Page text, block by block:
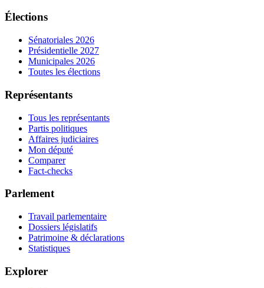
Élections
Sénatoriales 2026
Présidentielle 2027
Municipales 2026
Toutes les élections
Représentants
Tous les représentants
Partis politiques
Affaires judiciaires
Mon député
Comparer
Fact-checks
Parlement
Travail parlementaire
Dossiers législatifs
Patrimoine & déclarations
Statistiques
Explorer